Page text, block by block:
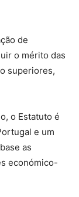
de
o mérito das
superiores,
o Estatuto é
e um
as
económico-